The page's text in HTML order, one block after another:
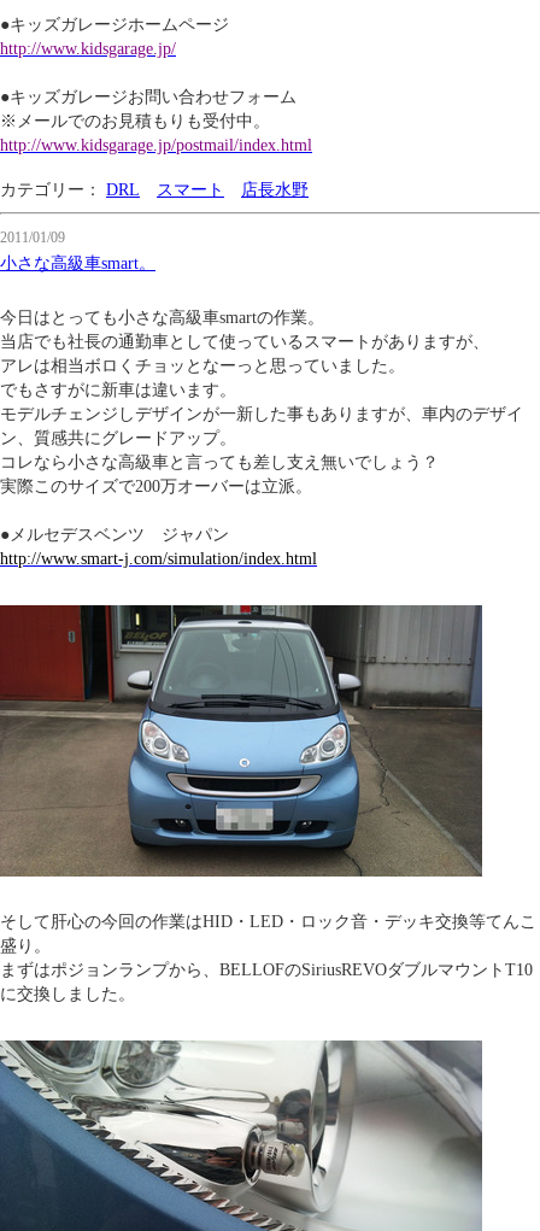
●キッズガレージホームページ
http://www.kidsgarage.jp/
●キッズガレージお問い合わせフォーム
※メールでのお見積もりも受付中。
http://www.kidsgarage.jp/postmail/index.html
カテゴリー： DRL スマート 店長水野
2011/01/09
小さな高級車smart。
今日はとっても小さな高級車smartの作業。
当店でも社長の通勤車として使っているスマートがありますが、
アレは相当ボロくチョッとなーっと思っていました。
でもさすがに新車は違います。
モデルチェンジしデザインが一新した事もありますが、車内のデザイ
ン、質感共にグレードアップ。
コレなら小さな高級車と言っても差し支え無いでしょう？
実際このサイズで200万オーバーは立派。
●メルセデスベンツ ジャパン
http://www.smart-j.com/simulation/index.html
そして肝心の今回の作業はHID・LED・ロック音・デッキ交換等てんこ
盛り。
まずはポジョンランプから、BELLOFのSiriusREVOダブルマウントT10
に交換しました。